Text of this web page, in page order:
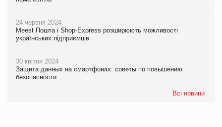
24 червня 2024
Meest Пошта і Shop-Express розширюють можливості
українських підприємців
30 квітня 2024
Защита данных на смартфонах: советы по повышению
безопасности
Всі новини